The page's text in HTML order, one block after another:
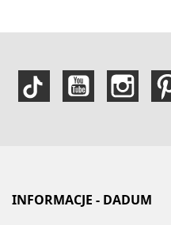
INFORMACJE - DADUM